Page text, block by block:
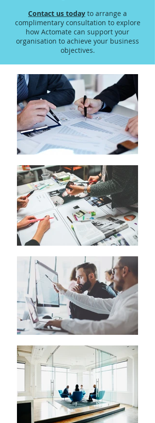
Contact us today to arrange a
complimentary consultation to explore
how Actomate can support your
organisation to achieve your business
objectives.